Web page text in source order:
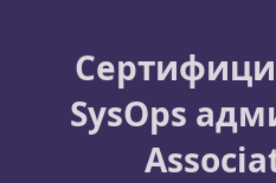
SysOps